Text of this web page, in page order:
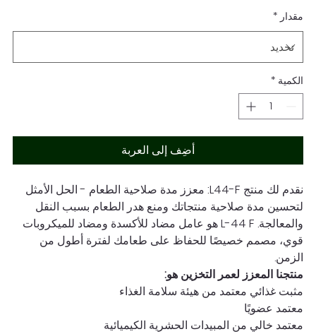
مقدار *
الكمية *
أضِف إلى العربة
نقدم لك منتج L44-F: معزز مدة صلاحية الطعام - الحل الأمثل
لتحسين مدة صلاحية منتجاتك ومنع هدر الطعام بسبب النقل
والمعالجة. L-44 F هو عامل مضاد للأكسدة ومضاد للميكروبات
قوي، مصمم خصيصًا للحفاظ على طعامك لفترة أطول من
الزمن.
منتجنا المعزز لعمر التخزين هو:
مثبت غذائي معتمد من هيئة سلامة الغذاء
معتمد عضويًا
معتمد خالي من المبيدات الحشرية الكيميائية